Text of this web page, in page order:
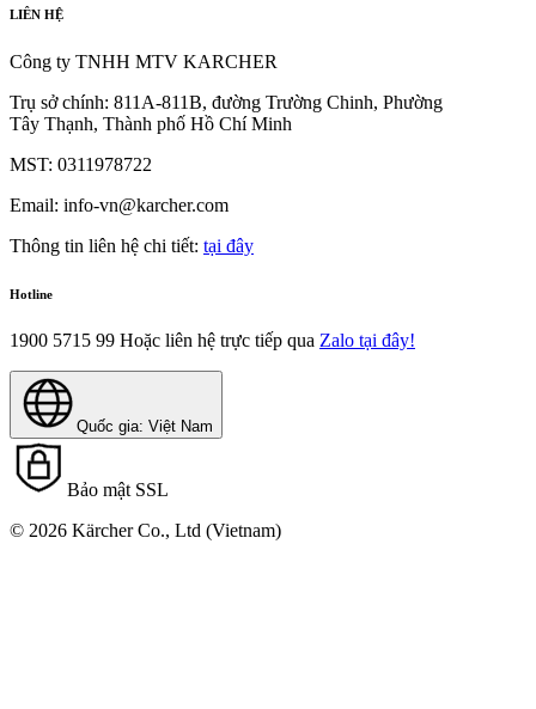
LIÊN HỆ
Công ty TNHH MTV KARCHER
Trụ sở chính: 811A-811B, đường Trường Chinh, Phường
Tây Thạnh, Thành phố Hồ Chí Minh
MST: 0311978722
Email: info-vn@karcher.com
Thông tin liên hệ chi tiết: tại đây
Hotline
1900 5715 99 Hoặc liên hệ trực tiếp qua Zalo tại đây!
Quốc gia: Việt Nam
Bảo mật SSL
© 2026 Kärcher Co., Ltd (Vietnam)